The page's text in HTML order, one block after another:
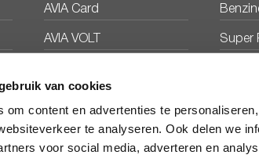
van cookies
om content en advertenties te
te analyseren. Ook delen we
voor social media, adverteren en
AVIA Card
AVIA VOLT Super